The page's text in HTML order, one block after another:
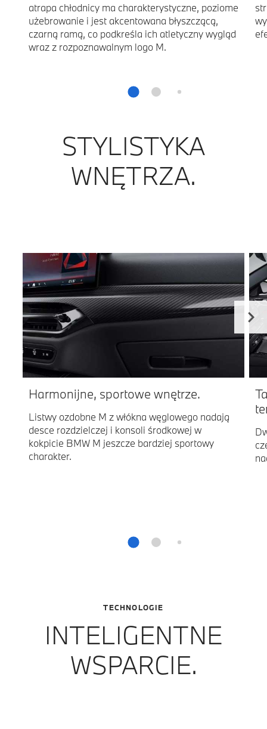
atrapa chłodnicy ma charakterystyczne, poziome
użebrowanie i jest akcentowana błyszczącą,
czarną ramą, co podkreśla ich atletyczny wygląd
wraz z rozpoznawalnym logo M.
STYLISTYKA
WNĘTRZA.
Harmonijne, sportowe wnętrze.
Listwy ozdobne M z włókna węglowego nadają
desce rozdzielczej i konsoli środkowej w
kokpicie BMW M jeszcze bardziej sportowy
charakter.
TECHNOLOGIE
INTELIGENTNE
WSPARCIE.